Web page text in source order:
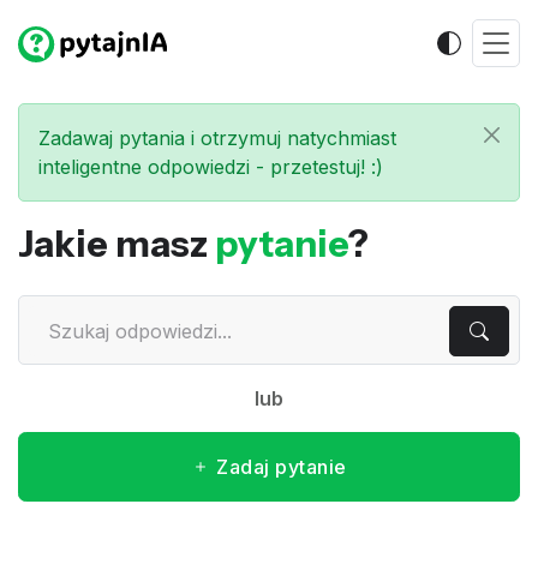
Zadawaj pytania i otrzymuj natychmiast
inteligentne odpowiedzi - przetestuj! :)
Jakie masz pytanie?
lub
Zadaj pytanie